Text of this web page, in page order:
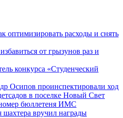
оптимизировать расходы и снять
от грызунов раз и
конкурса «Студенческий
Осипов проинспектировали ход
в поселке Новый Свет
бюллетеня ИМС
шахтера вручил награды